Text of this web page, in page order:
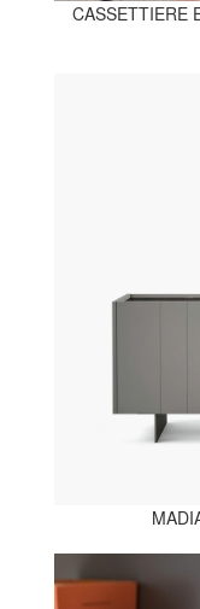
CASSETTIERE